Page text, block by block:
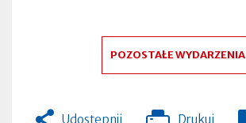
POZOSTAŁE WYDARZENIA
Udostępnij Drukuj